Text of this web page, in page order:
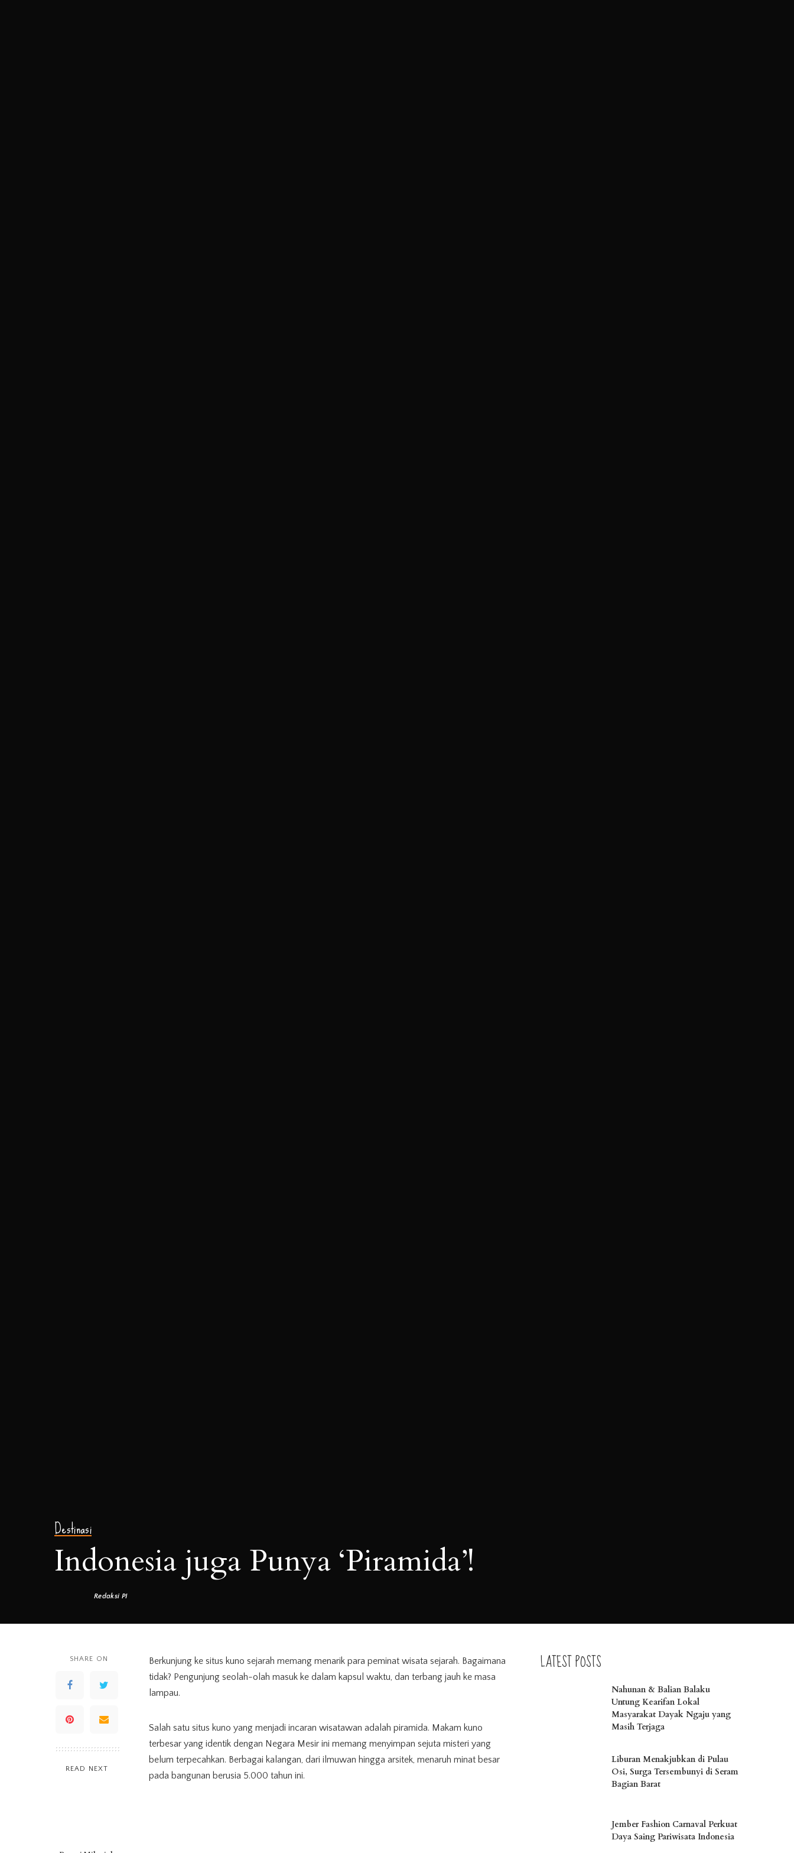
Destinasi
Indonesia juga Punya ‘Piramida’!
Posted
Redaksi PI
SHARE ON
READ NEXT
Berkunjung ke situs kuno sejarah memang menarik para peminat wisata sejarah. Bagaimana
tidak? Pengunjung seolah-olah masuk ke dalam kapsul waktu, dan terbang jauh ke masa
lampau.
Salah satu situs kuno yang menjadi incaran wisatawan adalah piramida. Makam kuno
terbesar yang identik dengan Negara Mesir ini memang menyimpan sejuta misteri yang
belum terpecahkan. Berbagai kalangan, dari ilmuwan hingga arsitek, menaruh minat besar
pada bangunan berusia 5.000 tahun ini.
LATEST POSTS
Nahunan & Balian Balaku
Untung Kearifan Lokal
Masyarakat Dayak Ngaju yang
Masih Terjaga
Liburan Menakjubkan di Pulau
Osi, Surga Tersembunyi di Seram
Bagian Barat
Jember Fashion Carnaval Perkuat
Daya Saing Pariwisata Indonesia